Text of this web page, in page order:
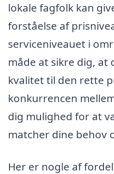
lokale fagfolk kan
forståelse af
serviceniveauet i
måde at sikre dig, at
kvalitet til den rette
konkurrencen
dig mulighed for at
matcher dine behov
Her er nogle af